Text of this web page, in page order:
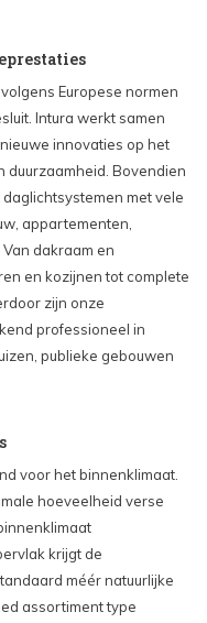
Europese normen
Intura werkt samen
innovaties op het
duurzaamheid. Bovendien
met vele
appartementen,
dakraam en
en kozijnen tot complete
zijn onze
professioneel in
publieke gebouwen
voor het binnenklimaat.
hoeveelheid verse
krijgt de
méér natuurlijke
assortiment type